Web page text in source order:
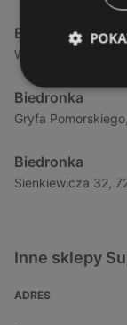
Biedronka
Wojska Polskiego
Biedronka
Gryfa
Biedronka
Sienkiewicza 32,
Inne sklepy
ADRES